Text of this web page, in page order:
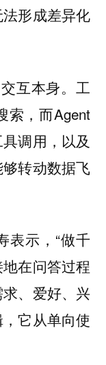
形成差异化
互本身。工
索，而Agent
调用，以及
转动数据飞
表示，“做千
在问答过程
、爱好、兴
它从单向使